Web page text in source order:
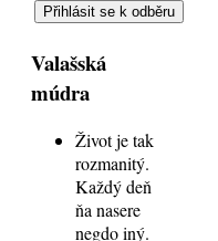
Valašská
múdra
Život je tak
rozmanitý.
Každý deň
ňa nasere
negdo iný.